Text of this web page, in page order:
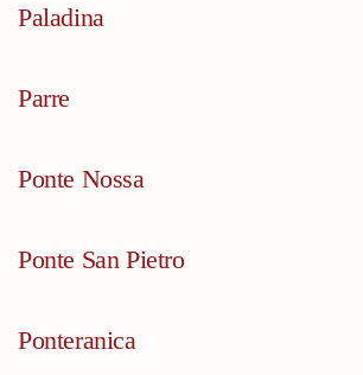
Paladina
Parre
Ponte Nossa
Ponte San Pietro
Ponteranica